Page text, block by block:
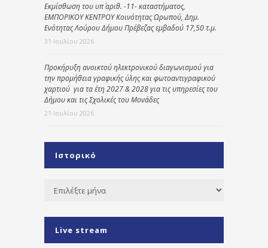
Εκμίσθωση του υπ΄ αριθ. -11- καταστήματος,
ΕΜΠΟΡΙΚΟΥ ΚΕΝΤΡΟΥ Κοινότητας Ωρωπού, Δημ.
Ενότητας Λούρου Δήμου Πρέβεζας εμβαδού 17,50 τ.μ.
31 Ιουλίου 2026
Προκήρυξη ανοικτού ηλεκτρονικού διαγωνισμού για
την προμήθεια γραφικής ύλης και φωτοαντιγραφικού
χαρτιού για τα έτη 2027 & 2028 για τις υπηρεσίες του
Δήμου και τις Σχολικές του Μονάδες
21 Ιουλίου 2026
Ιστορικό
Ιστορικό
Live stream